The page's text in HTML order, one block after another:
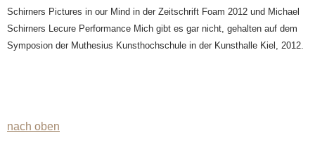
Schirners Pictures in our Mind in der Zeitschrift Foam 2012 und Michael
Schirners Lecure Performance Mich gibt es gar nicht, gehalten auf dem
Symposion der Muthesius Kunsthochschule in der Kunsthalle Kiel, 2012.
nach oben